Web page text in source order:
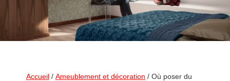
Accueil / Ameublement et décoration / Où poser du